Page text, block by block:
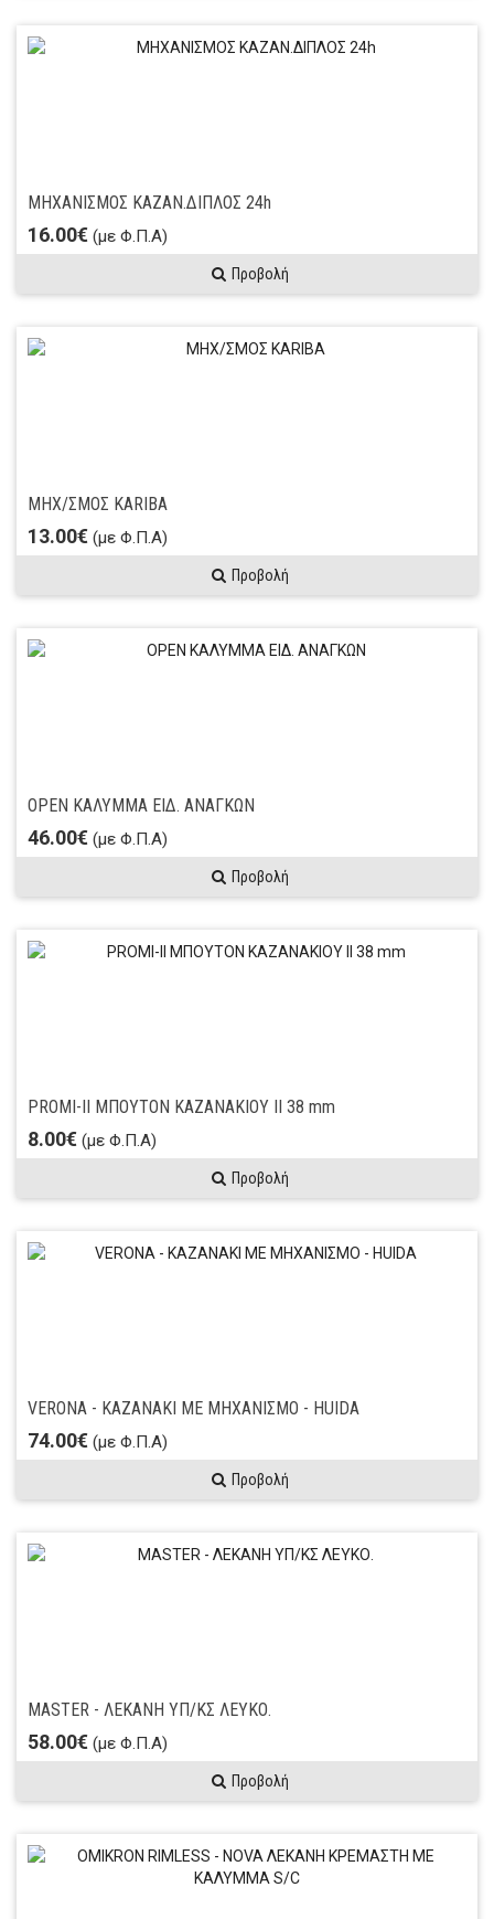
ΜΗΧΑΝΙΣΜΟΣ ΚΑΖΑΝ.ΔΙΠΛΟΣ 24h
16.00€ (με Φ.Π.Α)
Προβολή
ΜΗΧ/ΣΜΟΣ KARIBA
13.00€ (με Φ.Π.Α)
Προβολή
OPEN ΚΑΛΥΜΜΑ ΕΙΔ. ΑΝAΓΚΩΝ
46.00€ (με Φ.Π.Α)
Προβολή
PROMI-II ΜΠΟΥΤΟΝ ΚΑΖΑΝΑΚΙΟΥ ΙΙ 38 mm
8.00€ (με Φ.Π.Α)
Προβολή
VERONA - ΚΑΖΑΝΑΚΙ ΜΕ ΜΗΧΑΝΙΣΜΟ - HUIDA
74.00€ (με Φ.Π.Α)
Προβολή
MASTER - ΛΕΚΑΝΗ ΥΠ/ΚΣ ΛΕΥΚΟ.
58.00€ (με Φ.Π.Α)
Προβολή